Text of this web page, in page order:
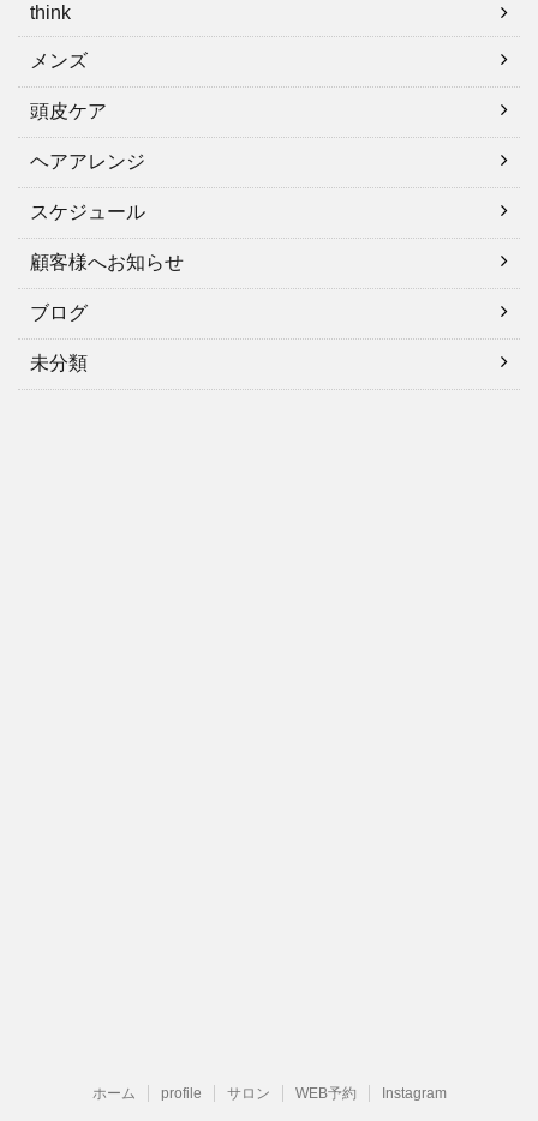
think
メンズ
頭皮ケア
ヘアアレンジ
スケジュール
顧客様へお知らせ
ブログ
未分類
ホーム profile サロン WEB予約 Instagram